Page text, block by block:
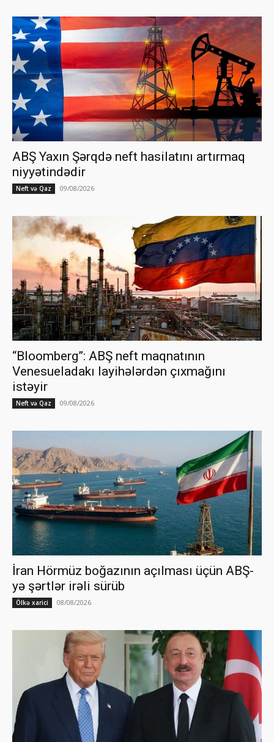
ABŞ Yaxın Şərqdə neft hasilatını artırmaq
niyyətindədir
Neft və Qaz 09/08/2026
“Bloomberg”: ABŞ neft maqnatının
Venesueladakı layihələrdən çıxmağını
istəyir
Neft və Qaz 09/08/2026
İran Hörmüz boğazının açılması üçün ABŞ-
yə şərtlər irəli sürüb
Ölkə xarici 08/08/2026